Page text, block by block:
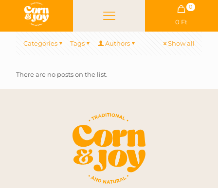
0
0 Ft
Categories Tags Authors Show all
There are no posts on the list.